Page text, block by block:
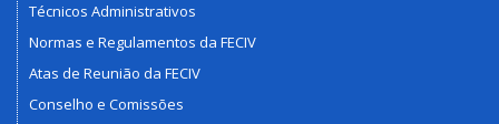
Técnicos Administrativos
Normas e Regulamentos da FECIV
Atas de Reunião da FECIV
Conselho e Comissões